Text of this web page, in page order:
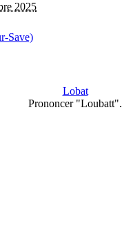
2025
Save)
Lobat
Prononcer "Loubatt".